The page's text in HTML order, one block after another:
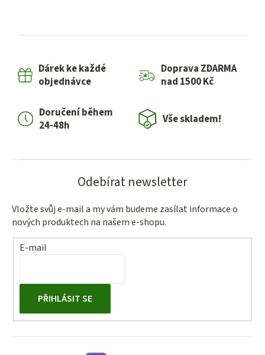
Dárek ke každé
objednávce
Doprava ZDARMA
nad 1500 Kč
Doručení během
24-48h
Vše skladem!
Odebírat newsletter
Vložte svůj e-mail a my vám budeme zasílat informace o
nových produktech na našem e-shopu.
E-mail
PŘIHLÁSIT SE